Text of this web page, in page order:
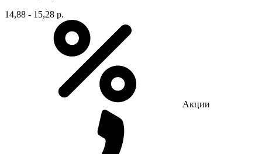
14,88 - 15,28 р.
Акции